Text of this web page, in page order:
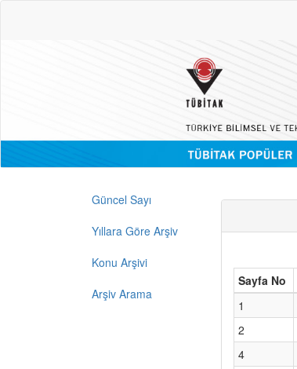
Güncel Sayı
Yıllara Göre Arşiv
Konu Arşivi
Arşiv Arama
Sayfa No
1
2
4